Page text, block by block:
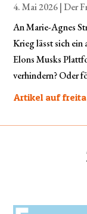
4. Mai 2026 |Der
An Marie-Agnes
Krieg lässt sich
Elons Musks
verhindern? Oder
Artikel auf